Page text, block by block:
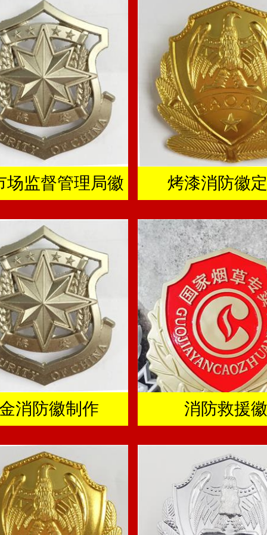
场监督管理局徽 烤漆消防徽
消防徽制作 消防救援徽